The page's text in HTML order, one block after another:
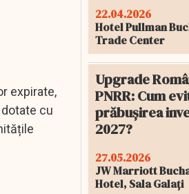
expirate,
cu
22.04.2026
Hotel Pullman
Trade Center
Upgrade
PNRR: Cum
prăbușirea
2027?
27.05.2026
JW Marriott
Hotel, Sala Galați